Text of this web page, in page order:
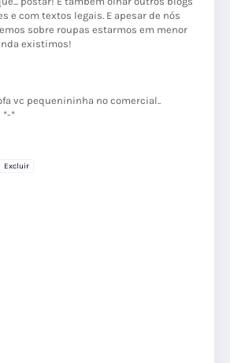
e com textos legais. E apesar de nós
sobre roupas estarmos em menor
existimos!
vc pequenininha no comercial..
*-*
Excluir